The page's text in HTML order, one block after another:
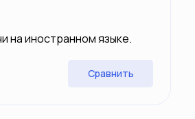
на иностранном языке.
Сравнить